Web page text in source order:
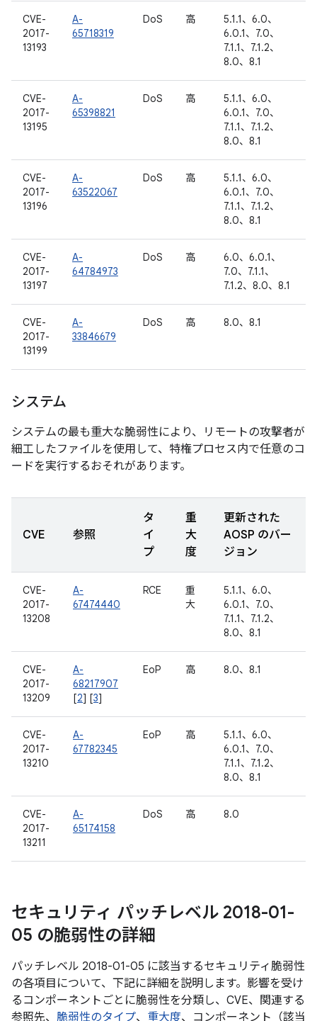
CVE-
2017-
13193
A-
65718319
DoS 高
5.1.1、6.0、
6.0.1、7.0、
7.1.1、7.1.2、
8.0、8.1
CVE-
2017-
13195
A-
65398821
DoS 高
5.1.1、6.0、
6.0.1、7.0、
7.1.1、7.1.2、
8.0、8.1
CVE-
2017-
13196
A-
63522067
DoS 高
5.1.1、6.0、
6.0.1、7.0、
7.1.1、7.1.2、
8.0、8.1
CVE-
2017-
13197
A-
64784973
DoS 高
6.0、6.0.1、
7.0、7.1.1、
7.1.2、8.0、8.1
CVE-
2017-
13199
A-
33846679
DoS 高 8.0、8.1
システム
システムの最も重大な脆弱性により、リモートの攻撃者が
細工したファイルを使用して、特権プロセス内で任意のコ
ードを実行するおそれがあります。
CVE 参照
タ
イ
プ
重
大
度
更新された
AOSP のバー
ジョン
CVE-
2017-
13208
A-
67474440
RCE
重
大
5.1.1、6.0、
6.0.1、7.0、
7.1.1、7.1.2、
8.0、8.1
CVE-
2017-
13209
A-
68217907
[2] [3]
EoP 高 8.0、8.1
CVE-
2017-
13210
A-
67782345
EoP 高
5.1.1、6.0、
6.0.1、7.0、
7.1.1、7.1.2、
8.0、8.1
CVE-
2017-
13211
A-
65174158
DoS 高 8.0
セキュリティ パッチレベル 2018-01-
05 の脆弱性の詳細
パッチレベル 2018-01-05 に該当するセキュリティ脆弱性
の各項目について、下記に詳細を説明します。影響を受け
るコンポーネントごとに脆弱性を分類し、CVE、関連する
参照先、 脆弱性のタイプ、 重大度、コンポーネント（該当